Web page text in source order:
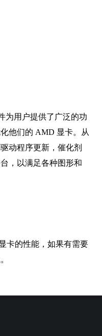
用户提供了广泛的功
他们的 AMD 显卡。从
动程序更新，催化剂
，以满足各种图形和